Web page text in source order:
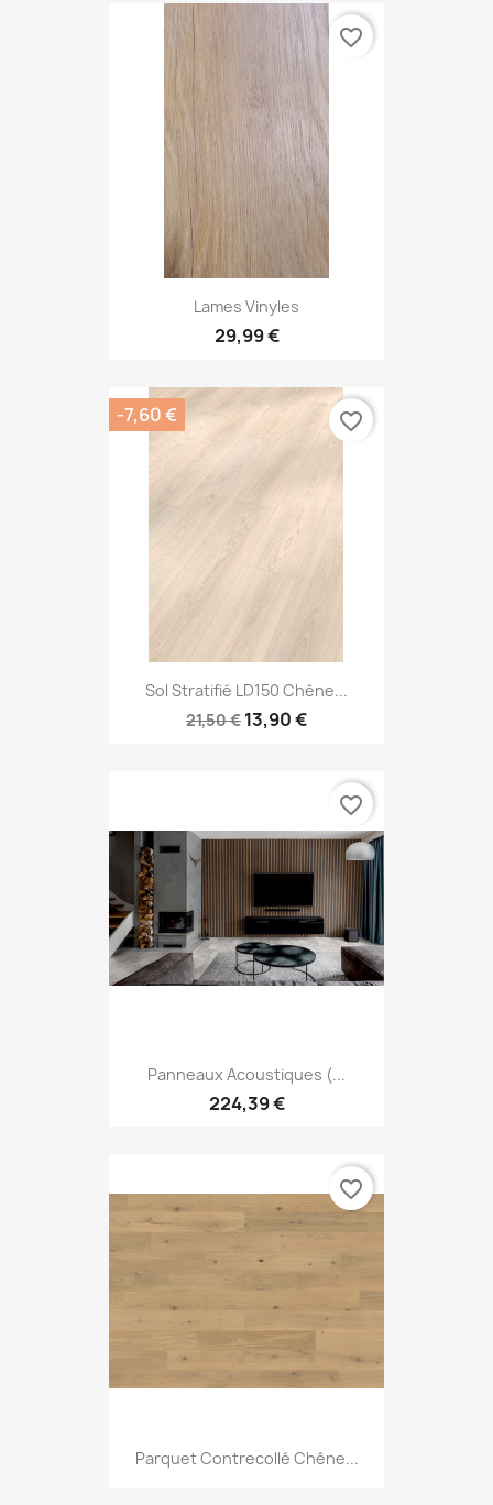
Lames Vinyles
29,99 €
favorite_border
Sol Stratifié LD150 Chêne...
21,50 € 13,90 €
-7,60 € favorite_border
Panneaux Acoustiques (...
224,39 €
favorite_border
Parquet Contrecollé Chêne...
favorite_border